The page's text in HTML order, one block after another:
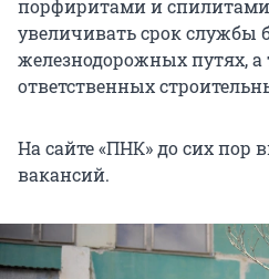
порфиритами и
увеличивать срок службы
железнодорожных путях, а
ответственных
На сайте «ПНК» до сих пор
вакансий.